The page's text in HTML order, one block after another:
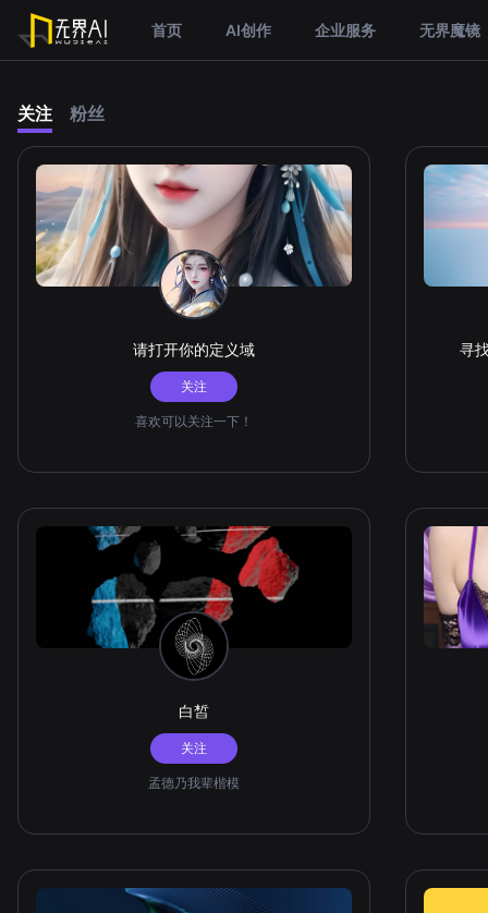
首页 AI创作 企业服务 无界魔镜
关注 粉丝
请打开你的定义域
关注
喜欢可以关注一下！
寻
白皙
关注
孟德乃我辈楷模